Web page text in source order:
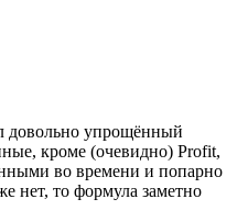
довольно упрощённый
кроме (очевидно) Profit,
во времени и попарно
нет, то формула заметно